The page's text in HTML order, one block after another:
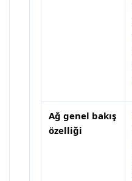
Ağ genel bakış
özelliği